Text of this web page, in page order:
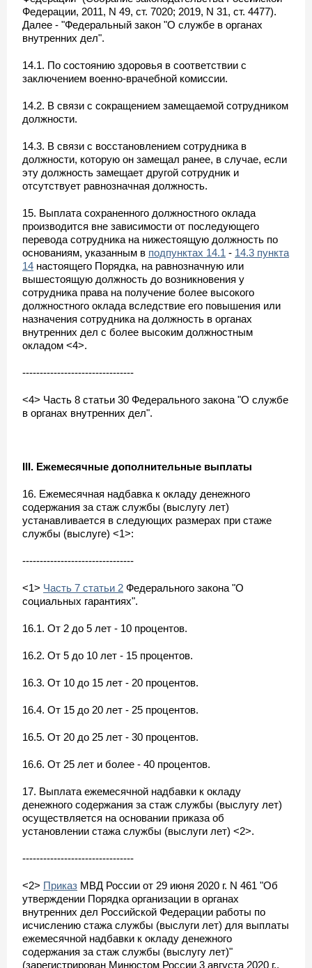
Федерации, 2011, N 49, ст. 7020; 2019, N 31, ст. 4477).
Далее - "Федеральный закон "О службе в органах
внутренних дел".
14.1. По состоянию здоровья в соответствии с
заключением военно-врачебной комиссии.
14.2. В связи с сокращением замещаемой сотрудником
должности.
14.3. В связи с восстановлением сотрудника в
должности, которую он замещал ранее, в случае, если
эту должность замещает другой сотрудник и
отсутствует равнозначная должность.
15. Выплата сохраненного должностного оклада
производится вне зависимости от последующего
перевода сотрудника на нижестоящую должность по
основаниям, указанным в подпунктах 14.1 - 14.3 пункта
14 настоящего Порядка, на равнозначную или
вышестоящую должность до возникновения у
сотрудника права на получение более высокого
должностного оклада вследствие его повышения или
назначения сотрудника на должность в органах
внутренних дел с более высоким должностным
окладом <4>.
--------------------------------
<4> Часть 8 статьи 30 Федерального закона "О службе
в органах внутренних дел".
III. Ежемесячные дополнительные выплаты
16. Ежемесячная надбавка к окладу денежного
содержания за стаж службы (выслугу лет)
устанавливается в следующих размерах при стаже
службы (выслуге) <1>:
--------------------------------
<1> Часть 7 статьи 2 Федерального закона "О
социальных гарантиях".
16.1. От 2 до 5 лет - 10 процентов.
16.2. От 5 до 10 лет - 15 процентов.
16.3. От 10 до 15 лет - 20 процентов.
16.4. От 15 до 20 лет - 25 процентов.
16.5. От 20 до 25 лет - 30 процентов.
16.6. От 25 лет и более - 40 процентов.
17. Выплата ежемесячной надбавки к окладу
денежного содержания за стаж службы (выслугу лет)
осуществляется на основании приказа об
установлении стажа службы (выслуги лет) <2>.
--------------------------------
<2> Приказ МВД России от 29 июня 2020 г. N 461 "Об
утверждении Порядка организации в органах
внутренних дел Российской Федерации работы по
исчислению стажа службы (выслуги лет) для выплаты
ежемесячной надбавки к окладу денежного
содержания за стаж службы (выслугу лет)"
(зарегистрирован Минюстом России 3 августа 2020 г.,